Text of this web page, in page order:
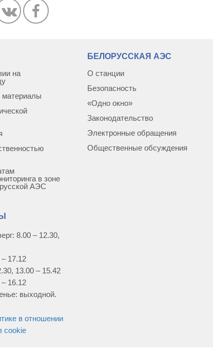
на
в зоне
АЭС
8.00 – 12.30,
17.12
13.00 – 15.42
16.12
выходной.
в отношении
cookie
БЕЛОРУССКАЯ АЭС
О станции
Безопасность
«Одно окно»
Законодательство
Электронные обращения
Общественные обсуждения